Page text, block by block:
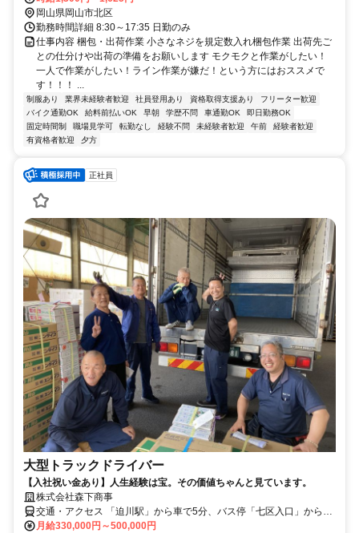
岡山県岡山市北区
勤務時間詳細 8:30～17:35 日勤のみ
仕事内容 梱包・出荷作業 小さなネジを規定数入れ梱包作業 出荷先ご
との仕分けや出荷の準備をお願いします モクモクと作業がしたい！
一人で作業がしたい！ライン作業が嫌だ！という方にはおススメで
す！！！ ...
制服あり 業界未経験者歓迎 社員登用あり 資格取得支援あり
フリーター歓迎
バイク通勤OK
給料前払いOK 早朝 学歴不問 車通勤OK
即日勤務OK
固定時間制
職場見学可 転勤なし 経験不問 未経験者歓迎 午前
経験者歓迎
有資格者歓迎
夕方
正社員
大型トラックドライバー
【入社祝い金あり】人生経験は宝。その価値ちゃんと見ています。
株式会社森下商事
交通・アクセス 「迫川駅」から車で5分、バス停「七区入口」から徒
歩5分
月給330,000円～500,000円